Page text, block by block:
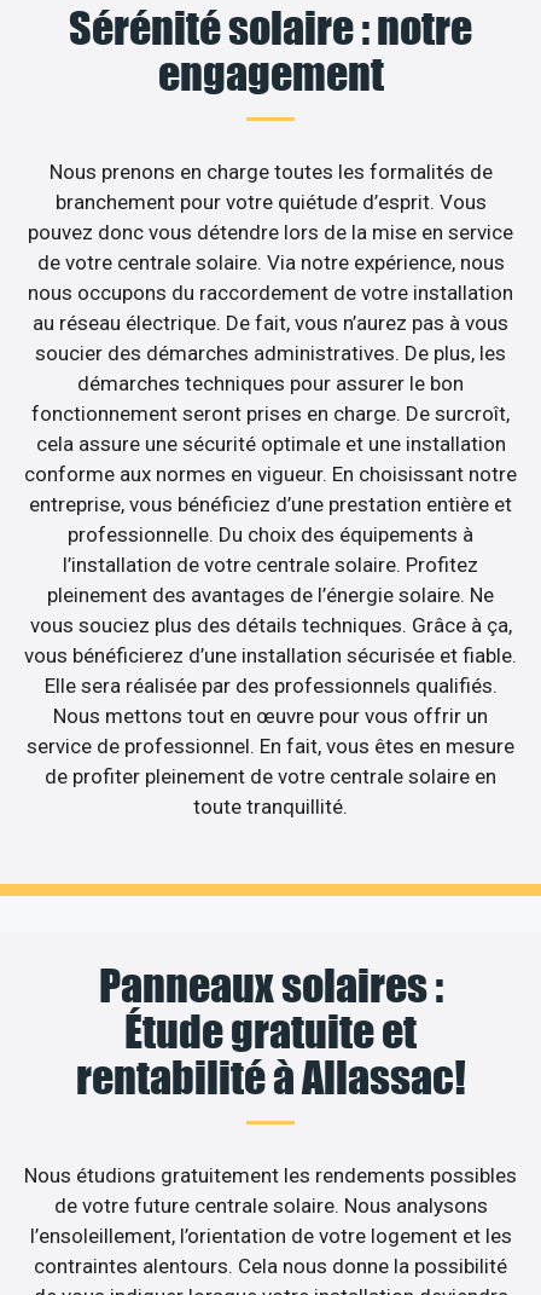
Sérénité solaire : notre
engagement
Nous prenons en charge toutes les formalités de
branchement pour votre quiétude d’esprit. Vous
pouvez donc vous détendre lors de la mise en service
de votre centrale solaire. Via notre expérience, nous
nous occupons du raccordement de votre installation
au réseau électrique. De fait, vous n’aurez pas à vous
soucier des démarches administratives. De plus, les
démarches techniques pour assurer le bon
fonctionnement seront prises en charge. De surcroît,
cela assure une sécurité optimale et une installation
conforme aux normes en vigueur. En choisissant notre
entreprise, vous bénéficiez d’une prestation entière et
professionnelle. Du choix des équipements à
l’installation de votre centrale solaire. Profitez
pleinement des avantages de l’énergie solaire. Ne
vous souciez plus des détails techniques. Grâce à ça,
vous bénéficierez d’une installation sécurisée et fiable.
Elle sera réalisée par des professionnels qualifiés.
Nous mettons tout en œuvre pour vous offrir un
service de professionnel. En fait, vous êtes en mesure
de profiter pleinement de votre centrale solaire en
toute tranquillité.
Panneaux solaires :
Étude gratuite et
rentabilité à Allassac!
Nous étudions gratuitement les rendements possibles
de votre future centrale solaire. Nous analysons
l’ensoleillement, l’orientation de votre logement et les
contraintes alentours. Cela nous donne la possibilité